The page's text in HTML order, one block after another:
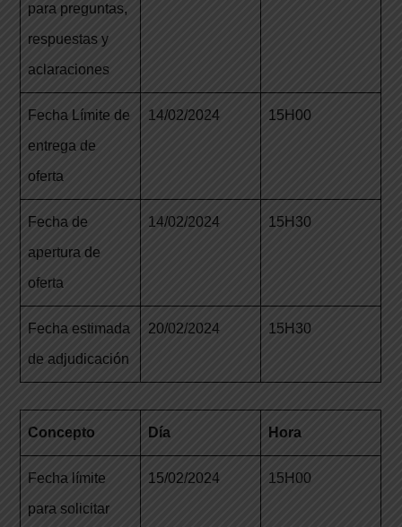
para preguntas,
respuestas y
aclaraciones
Fecha Límite de
entrega de
oferta
14/02/2024 15H00
Fecha de
apertura de
oferta
14/02/2024 15H30
Fecha estimada
de adjudicación
20/02/2024 15H30
Concepto Día Hora
Fecha límite
para solicitar
15/02/2024 15H00